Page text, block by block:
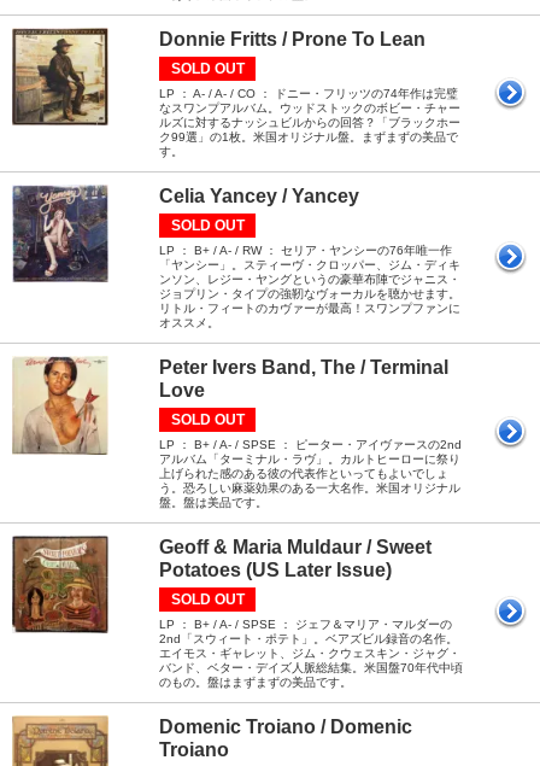
Donnie Fritts / Prone To Lean
SOLD OUT
LP ： A- / A- / CO ： ドニー・フリッツの74年作は完璧
なスワンプアルバム。ウッドストックのボビー・チャー
ルズに対するナッシュビルからの回答？「ブラックホー
ク99選」の1枚。米国オリジナル盤。まずまずの美品で
す。
Celia Yancey / Yancey
SOLD OUT
LP ： B+ / A- / RW ： セリア・ヤンシーの76年唯一作
「ヤンシー」。スティーヴ・クロッパー、ジム・ディキ
ンソン、レジー・ヤングというの豪華布陣でジャニス・
ジョプリン・タイプの強靭なヴォーカルを聴かせます。
リトル・フィートのカヴァーが最高！スワンプファンに
オススメ。
Peter Ivers Band, The / Terminal
Love
SOLD OUT
LP ： B+ / A- / SPSE ： ピーター・アイヴァースの2nd
アルバム「ターミナル・ラヴ」。カルトヒーローに祭り
上げられた感のある彼の代表作といってもよいでしょ
う。恐ろしい麻薬効果のある一大名作。米国オリジナル
盤。盤は美品です。
Geoff & Maria Muldaur / Sweet
Potatoes (US Later Issue)
SOLD OUT
LP ： B+ / A- / SPSE ： ジェフ＆マリア・マルダーの
2nd「スウィート・ポテト」。ベアズビル録音の名作。
エイモス・ギャレット、ジム・クウェスキン・ジャグ・
バンド、ベター・デイズ人脈総結集。米国盤70年代中頃
のもの。盤はまずまずの美品です。
Domenic Troiano / Domenic
Troiano